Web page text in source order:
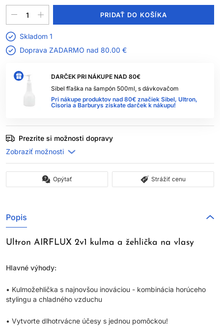
DARČEK PRI NÁKUPE NAD 80€
Sibel fľaška na šampón 500ml, s dávkovačom
Pri nákupe produktov nad 80€ značiek Sibel, Ultron,
Cisoria a Barburys získate darček k nákupu!
PRIDAŤ DO KOŠÍKA
Skladom 1
Doprava ZADARMO nad 80.00 €
Prezrite si možnosti dopravy
Opýtať Strážiť cenu
Popis
Ultron AIRFLUX 2v1 kulma a žehlička na vlasy
Hlavné výhody:
• Kulmožehlička s najnovšou inováciou - kombinácia horúceho
stylingu a chladného vzduchu
• Vytvorte dlhotrvácne účesy s jednou pomôckou!